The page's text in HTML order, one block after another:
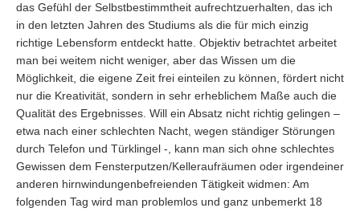
das Gefühl der Selbstbestimmtheit aufrechtzuerhalten, das ich
in den letzten Jahren des Studiums als die für mich einzig
richtige Lebensform entdeckt hatte. Objektiv betrachtet arbeitet
man bei weitem nicht weniger, aber das Wissen um die
Möglichkeit, die eigene Zeit frei einteilen zu können, fördert nicht
nur die Kreativität, sondern in sehr erheblichem Maße auch die
Qualität des Ergebnisses. Will ein Absatz nicht richtig gelingen –
etwa nach einer schlechten Nacht, wegen ständiger Störungen
durch Telefon und Türklingel -, kann man sich ohne schlechtes
Gewissen dem Fensterputzen/Kelleraufräumen oder irgendeiner
anderen hirnwindungenbefreienden Tätigkeit widmen: Am
folgenden Tag wird man problemlos und ganz unbemerkt 18